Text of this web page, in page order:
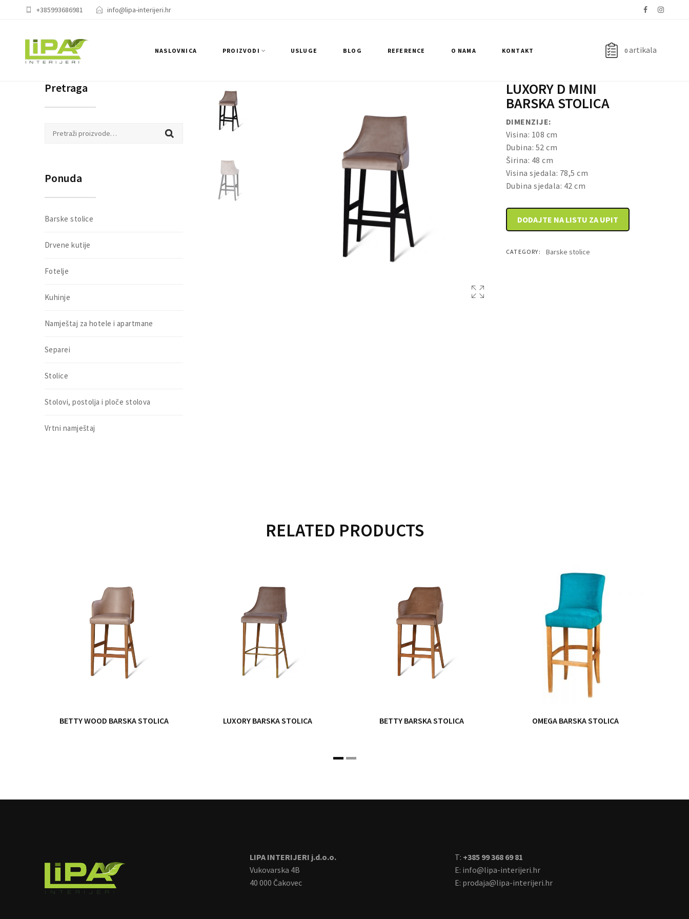
+385993686981 info@lipa-interijeri.hr
NASLOVNICA PROIZVODI USLUGE BLOG REFERENCE O NAMA KONTAKT 0artikala
LUXORY D MINI
BARSKA STOLICA
DIMENZIJE:
Visina: 108 cm
Dubina: 52 cm
Širina: 48 cm
Visina sjedala: 78,5 cm
Dubina sjedala: 42 cm
DODAJTE NA LISTU ZA UPIT
CATEGORY: Barske stolice
Pretraga
Pretraži:
Ponuda
Barske stolice
Drvene kutije
Fotelje
Kuhinje
Namještaj za hotele i apartmane
Separei
Stolice
Stolovi, postolja i ploče stolova
Vrtni namještaj
RELATED PRODUCTS
BETTY WOOD BARSKA STOLICA LUXORY BARSKA STOLICA BETTY BARSKA STOLICA OMEGA BARSKA STOLICA
LIPA INTERIJERI j.d.o.o.
Vukovarska 4B
40 000 Čakovec
T: +385 99 368 69 81
E: info@lipa-interijeri.hr
E: prodaja@lipa-interijeri.hr